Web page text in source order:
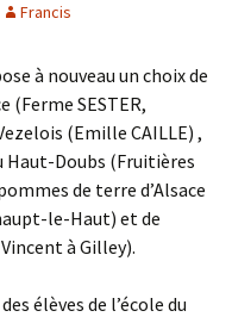
Francis
à nouveau un choix de
(Ferme SESTER,
(Emille CAILLE) ,
Haut-Doubs (Fruitières
de terre d’Alsace
le-Haut) et de
à Gilley).
élèves de l’école du